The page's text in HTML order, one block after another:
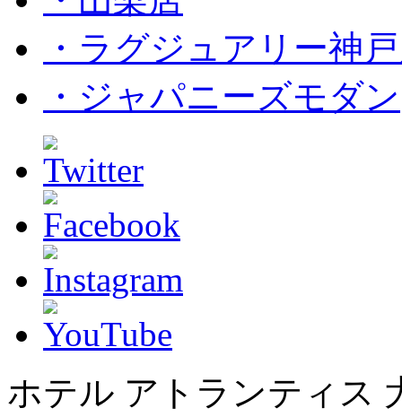
・ラグジュアリー神
・ジャパニーズモダン
ホテル アトランティ